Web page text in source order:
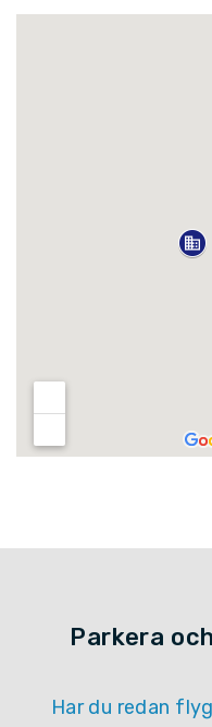
Parkera
Har du redan